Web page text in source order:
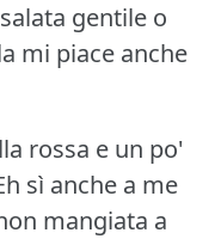
gentile o
mi piace anche
rossa e un po'
sì anche a me
mangiata a